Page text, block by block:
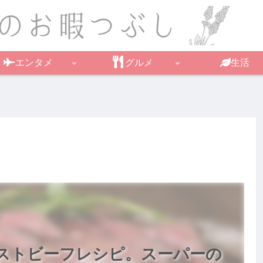
エンタメ グルメ 生活
トビーフレシピ。スーパーの